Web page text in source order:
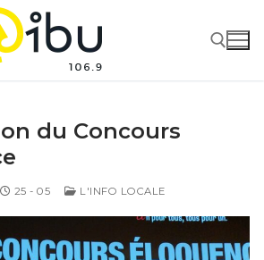
du Concours
25 - 05 L'INFO LOCALE